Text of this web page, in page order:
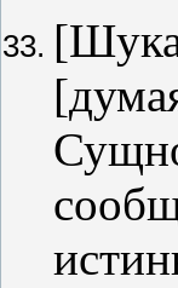
[Шука